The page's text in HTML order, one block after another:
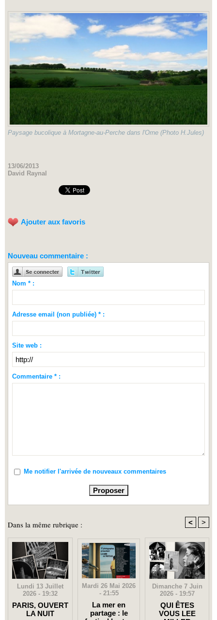
Paysage bucolique à Mortagne-au-Perche dans l'Orne (Photo H.Jules)
13/06/2013
David Raynal
Ajouter aux favoris
Nouveau commentaire :
Nom * :
Adresse email (non publiée) * :
Site web :
Commentaire * :
Me notifier l'arrivée de nouveaux commentaires
Dans la même rubrique : < >
Lundi 13 Juillet
2026 - 19:32
PARIS, OUVERT
LA NUIT
Mardi 26 Mai 2026
- 21:55
La mer en
partage : le
Dimanche 7 Juin
2026 - 19:57
QUI ÊTES
VOUS LEE